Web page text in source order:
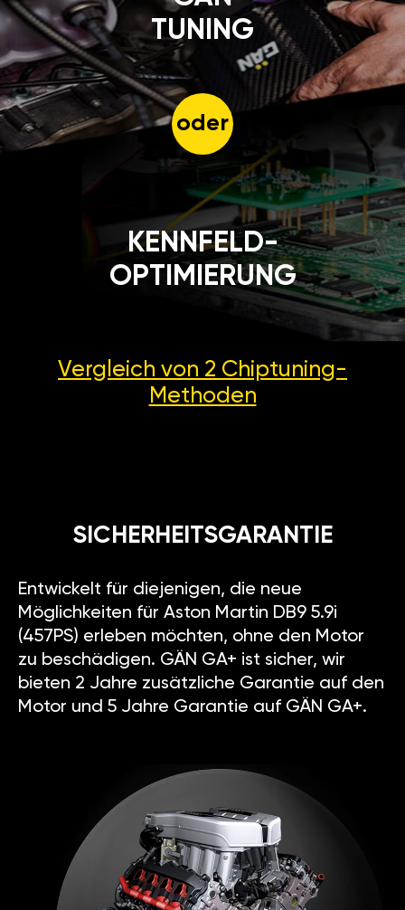
TUNING
oder
KENNFELD-
OPTIMIERUNG
Vergleich von 2 Chiptuning-
Methoden
SICHERHEITSGARANTIE
Entwickelt für diejenigen, die neue
Möglichkeiten für Aston Martin DB9 5.9i
(457PS) erleben möchten, ohne den Motor
zu beschädigen. GÄN GA+ ist sicher, wir
bieten 2 Jahre zusätzliche Garantie auf den
Motor und 5 Jahre Garantie auf GÄN GA+.